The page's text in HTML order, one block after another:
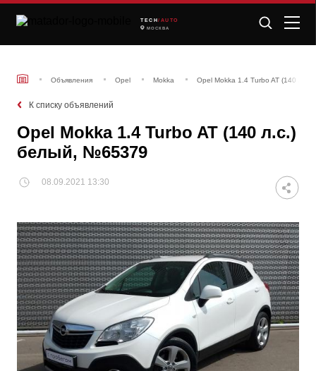
TECH /AUTO
МОСКВА
Объявления Opel Mokka Opel Mokka 1.4 Turbo AT (140
К списку объявлений
Opel Mokka 1.4 Turbo AT (140 л.с.)
белый, №65379
08.09.2021 13:30